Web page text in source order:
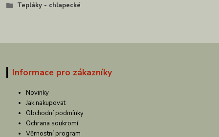
Tepláky - chlapecké
Informace pro zákazníky
Novinky
Jak nakupovat
Obchodní podmínky
Ochrana soukromí
Věrnostní program